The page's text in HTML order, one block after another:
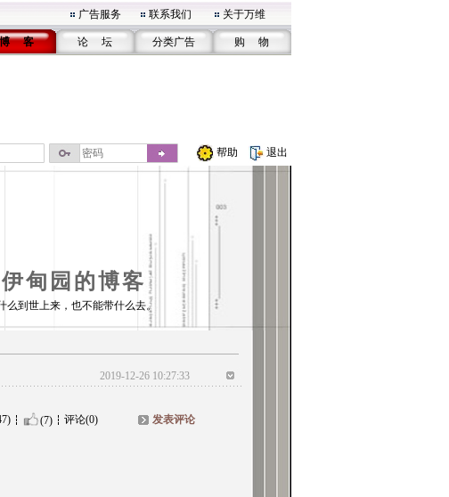
广告服务 联系我们 关于万维
博 客 论 坛 分类广告 购 物
帮助 退出
甸园的博客
么到世上来，也不能带什么去。
2019-12-26 10:27:33
(7) 评论(0) 发表评论